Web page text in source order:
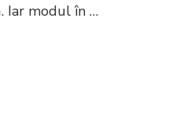
Iar modul în …